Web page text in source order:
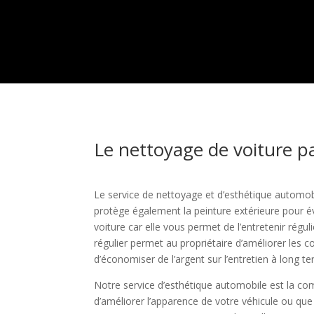
Le nettoyage de voiture
Le service de nettoyage et d’esthétique
protège également la peinture extérieure pour
voiture car elle vous permet de l’entretenir
régulier permet au propriétaire d’améliorer les
d’économiser de l’argent sur l’entretien à long
Notre service d’esthétique automobile est la
d’améliorer l’apparence de votre véhicule ou